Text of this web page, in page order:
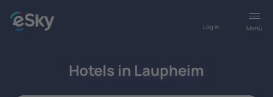
Menü
Log in
Hotels in Laupheim